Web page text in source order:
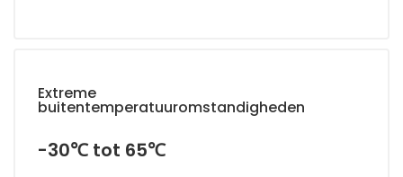
Extreme
buitentemperatuuromstandigheden
-30℃ tot 65℃